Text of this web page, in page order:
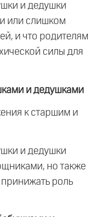
и дедушки
или слишком
и что родителям
силы для
и дедушками
к старшим и
и дедушки
но также
роль